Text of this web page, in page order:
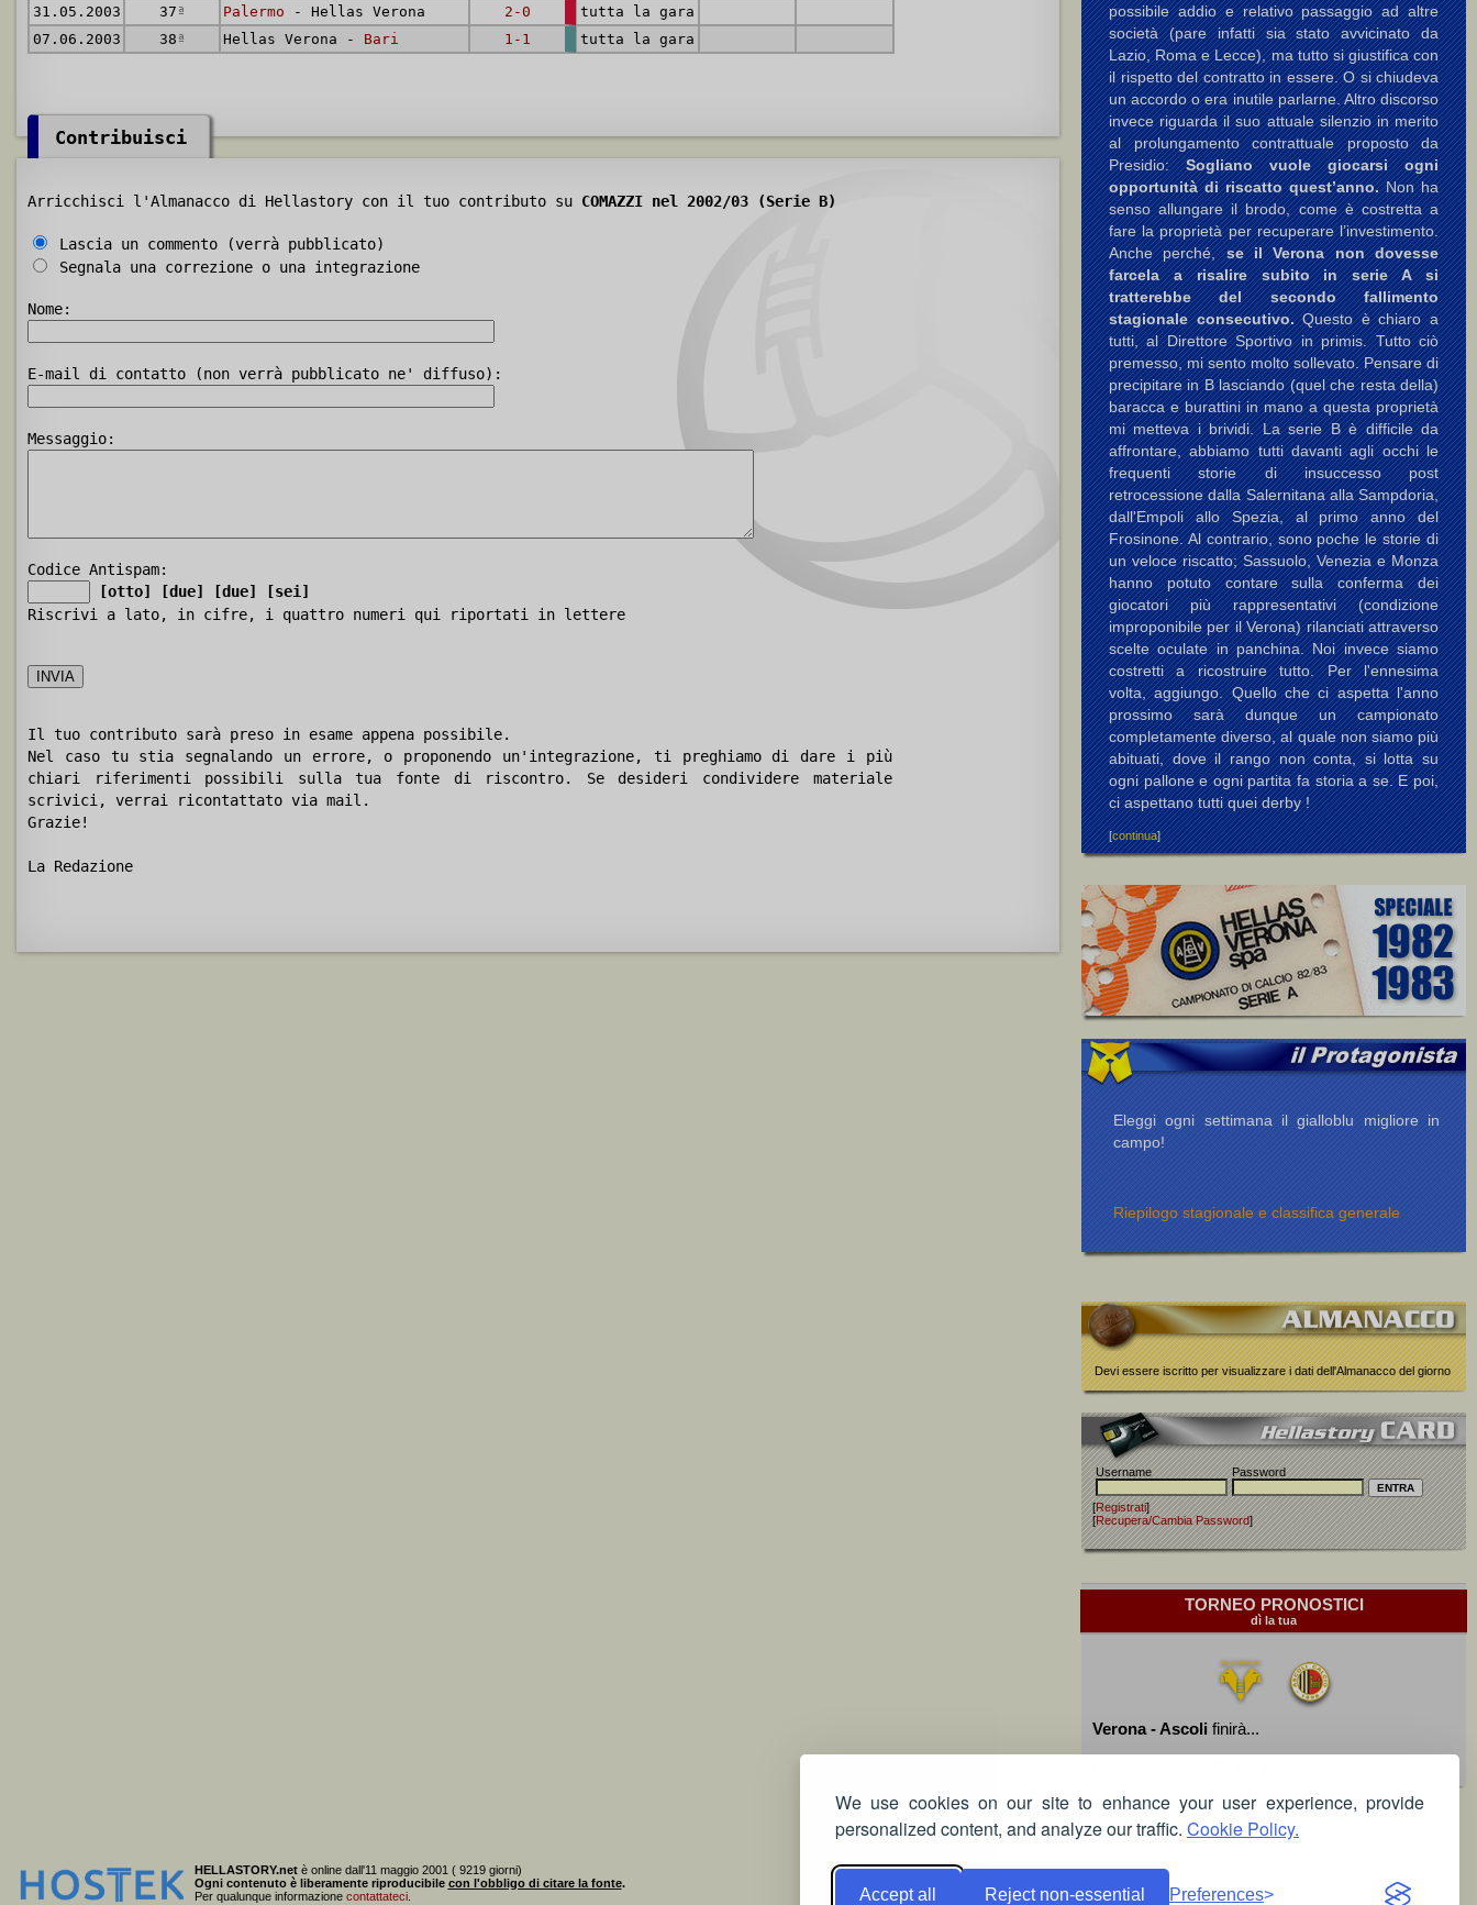
We use cookies on our site to enhance your user experience, provide
personalized content, and analyze our traffic. Cookie Policy.
Accept all Reject non-essential Preferences
31.05.2003
37 ª Palermo - Hellas Verona 2-0
tutta la gara
07.06.2003
38 ª Hellas Verona - Bari 1-1 tutta la gara
Contribuisci
Arricchisci l'Almanacco di Hellastory con il tuo contributo su COMAZZI nel 2002/03 (Serie B)
Lascia un commento (verrà pubblicato)
Segnala una correzione o una integrazione
Nome:
E-mail di contatto (non verrà pubblicato ne' diffuso):
Messaggio:
Codice Antispam:
[otto]
[due] [due]
[sei]
Riscrivi a lato, in cifre, i quattro numeri qui riportati in lettere
Il tuo contributo sarà preso in esame appena possibile.
Nel caso tu stia segnalando un errore, o proponendo un'integrazione, ti preghiamo di dare i più
chiari riferimenti possibili sulla tua fonte di riscontro. Se desideri condividere materiale
scrivici, verrai ricontattato via mail.
Grazie!
La Redazione
possibile addio e relativo passaggio ad altre
società (pare infatti sia stato avvicinato da
Lazio, Roma e Lecce), ma tutto si giustifica con
il rispetto del contratto in essere. O si chiudeva
un accordo o era inutile parlarne. Altro discorso
invece riguarda il suo attuale silenzio in merito
al prolungamento contrattuale proposto da
Presidio:Sogliano vuole giocarsi ogni
opportunità di riscatto quest’anno.Non ha
senso allungare il brodo, come è costretta a
fare la proprietà per recuperare l’investimento.
Anche perché,se il Verona non dovesse
farcela a risalire subito in serie A si
tratterebbe del secondo fallimento
stagionale consecutivo.Questo è chiaro a
tutti, al Direttore Sportivo in primis. Tutto ciò
premesso, mi sento molto sollevato. Pensare di
precipitare in B lasciando (quel che resta della)
baracca e burattini in mano a questa proprietà
mi metteva i brividi. La serie B è difficile da
affrontare, abbiamo tutti davanti agli occhi le
frequenti storie di insuccesso post
retrocessione dalla Salernitana alla Sampdoria,
dall'Empoli allo Spezia, al primo anno del
Frosinone. Al contrario, sono poche le storie di
un veloce riscatto; Sassuolo, Venezia e Monza
hanno potuto contare sulla conferma dei
giocatori più rappresentativi (condizione
improponibile per il Verona) rilanciati attraverso
scelte oculate in panchina. Noi invece siamo
costretti a ricostruire tutto. Per l'ennesima
volta, aggiungo. Quello che ci aspetta l'anno
prossimo sarà dunque un campionato
completamente diverso, al quale non siamo più
abituati, dove il rango non conta, si lotta su
ogni pallone e ogni partita fa storia a se. E poi,
ci aspettano tutti quei derby !
[continua]
Eleggi ogni settimana il gialloblu migliore in
campo!
Riepilogo stagionale e classifica generale
Devi essere iscritto per visualizzare i dati dell'Almanacco del giorno
Username Password
[Registrati]
[Recupera/Cambia Password]
TORNEO PRONOSTICI
dì la tua
Verona - Ascoli finirà...
HELLASTORY.netè online dall'11 maggio 2001 ( 9219 giorni)
Ogni contenuto è liberamente riproducibile con l'obbligo di citare la fonte.
Per qualunque informazione contattateci.